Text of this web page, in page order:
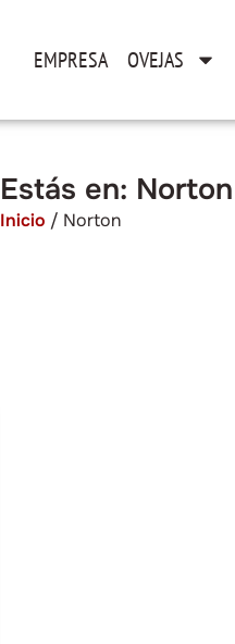
EMPRESA OVEJAS
Estás en: Norton
Inicio / Norton